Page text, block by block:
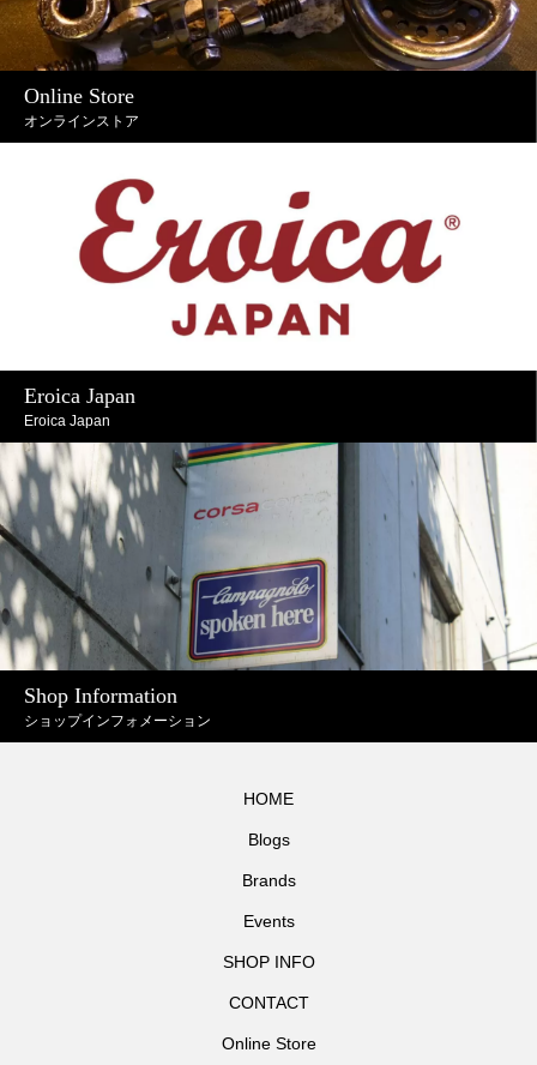
Online Store
オンラインストア
Eroica Japan
Eroica Japan
Shop Information
ショップインフォメーション
HOME
Blogs
Brands
Events
SHOP INFO
CONTACT
Online Store